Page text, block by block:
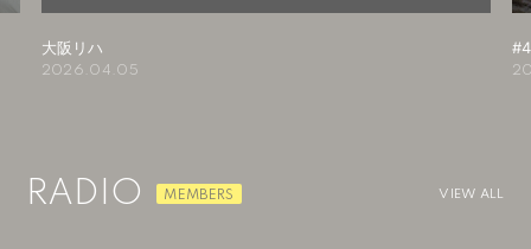
大阪リハ
2026.04.05
RADIO VIEW ALL